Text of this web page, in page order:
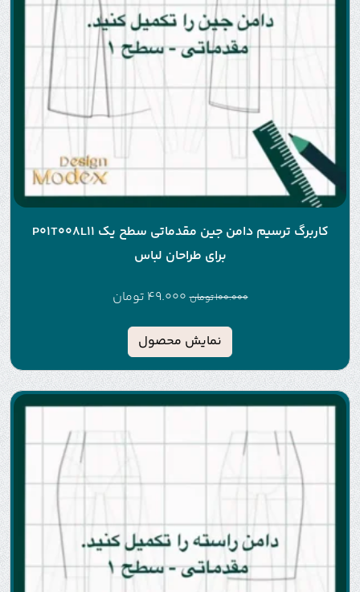
کاربرگ ترسیم دامن جین مقدماتی سطح یک P01T008L11
برای طراحان لباس
100.000تومان 49.000 تومان
نمایش محصول